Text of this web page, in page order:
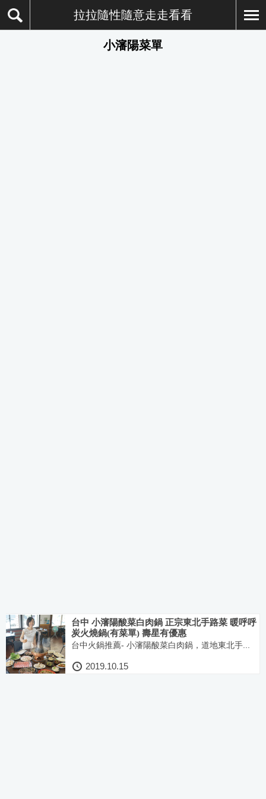
拉拉隨性隨意走走看看
小瀋陽菜單
台中 小瀋陽酸菜白肉鍋 正宗東北手路菜 暖呼呼
炭火燒鍋(有菜單) 壽星有優惠
台中火鍋推薦- 小瀋陽酸菜白肉鍋，道地東北手...
2019.10.15